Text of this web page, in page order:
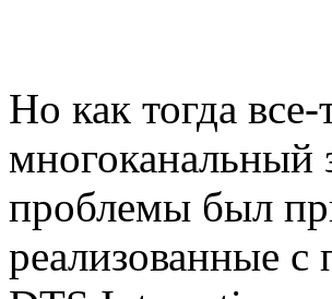
Но как тогда
многоканальный
проблемы был
реализованные